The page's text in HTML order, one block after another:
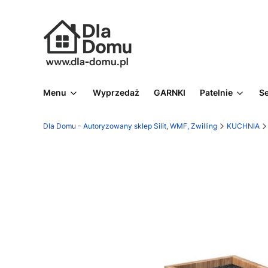
Menu Wyprzedaż GARNKI Patelnie
Dla Domu - Autoryzowany sklep Silit, WMF, Zwilling KUCHNIA